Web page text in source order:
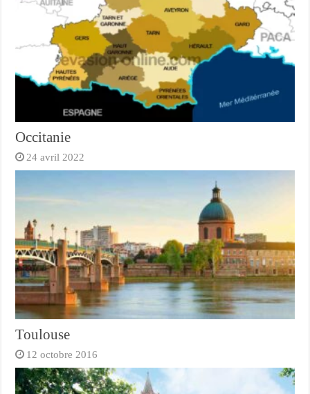
Occitanie
24 avril 2022
Toulouse
12 octobre 2016